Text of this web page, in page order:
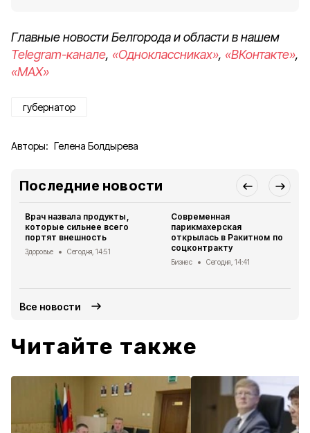
Главные новости Белгорода и области в нашем
Telegram-канале, «Одноклассниках», «ВКонтакте»,
«MAX»
губернатор
Авторы: Гелена Болдырева
Последние новости
Врач назвала продукты,
которые сильнее всего
портят внешность
Здоровье Сегодня, 14:51
Современная
парикмахерская
открылась в Ракитном по
соцконтракту
Бизнес Сегодня, 14:41
Все новости
Читайте также